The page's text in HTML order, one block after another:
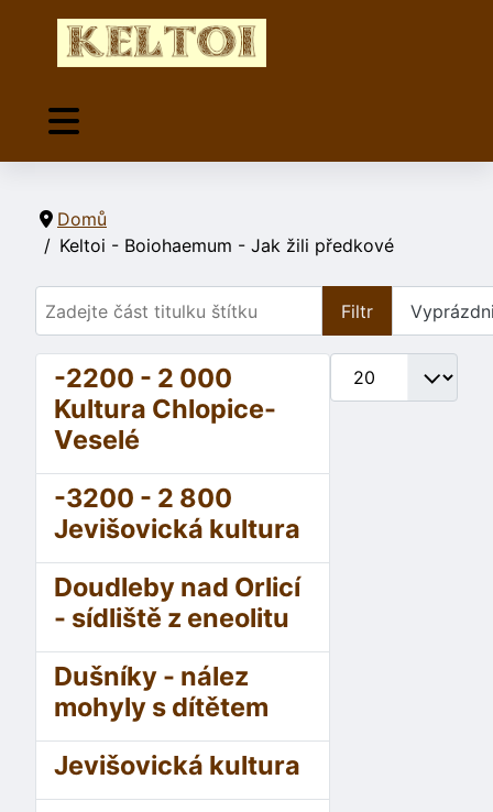
Domů
Keltoi - Boiohaemum - Jak žili předkové
Zadejte část titulku štítku
Filtr
Počet zobrazení
-2200 - 2 000
Kultura Chlopice-
Veselé
-3200 - 2 800
Jevišovická kultura
Doudleby nad Orlicí
- sídliště z eneolitu
Dušníky - nález
mohyly s dítětem
Jevišovická kultura